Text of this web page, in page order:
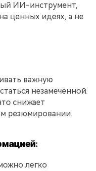
ИИ-инструмент,
ценных идеях, а не
важную
незамеченной.
снижает
резюмировании.
легко